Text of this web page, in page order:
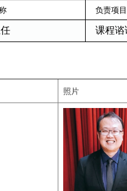
负责项目
课程谘
照片